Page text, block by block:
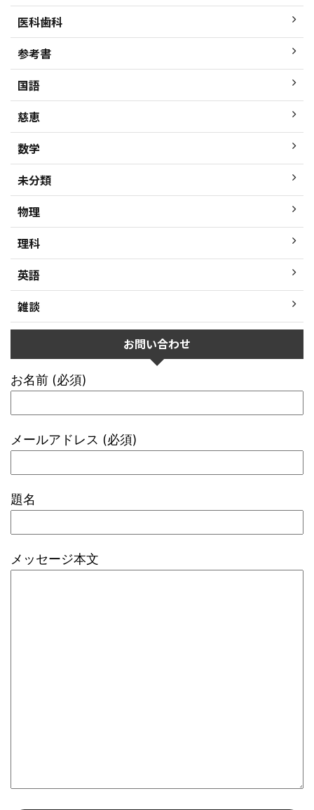
医科歯科
参考書
国語
慈恵
数学
未分類
物理
理科
英語
雑談
お問い合わせ
お名前 (必須)
メールアドレス (必須)
題名
メッセージ本文